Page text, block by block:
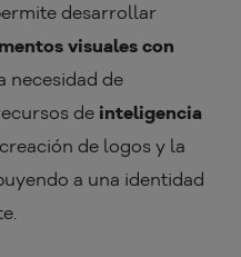
desarrollar
visuales con
necesidad de
de inteligencia
de logos y la
a una identidad